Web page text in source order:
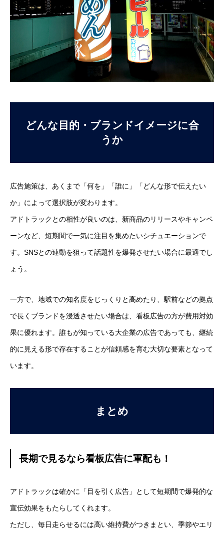
どんな目的・ブランドイメージに合
うか
広告施策は、あくまで「何を」「誰に」「どんな形で伝えたい
か」によって選択肢が変わります。
アドトラックとの相性が良いのは、新商品のリリースやキャンペ
ーンなど、短期間で一気に注目を集めたいシチュエーションで
す。SNSとの連動を狙って話題性を爆発させたい場合に最適でし
ょう。
一方で、地域での知名度をじっくりと高めたり、駅前などの拠点
で長くブランドを浸透させたい場合は、看板広告の方が費用対効
果に優れます。誰もが知っている大企業の広告であっても、継続
的に見える形で存在することが信頼感を育む大切な要素となって
います。
まとめ
長期で見るなら看板広告に軍配も！
アドトラックは確かに「目を引く広告」として短期間で爆発的な
宣伝効果をもたらしてくれます。
ただし、毎日走らせるには高い維持費がつきまとい、季節やエリ